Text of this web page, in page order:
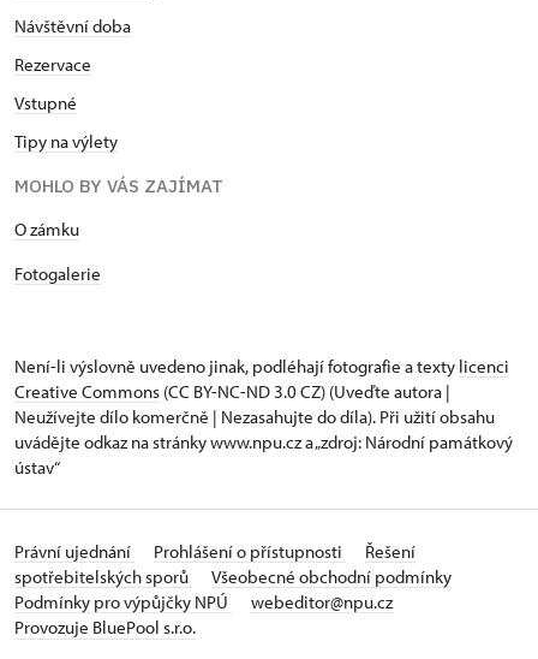
Návštěvní doba
Rezervace
Vstupné
Tipy na výlety
MOHLO BY VÁS ZAJÍMAT
​​​​​​O zámku
Fotogalerie
Není-li výslovně uvedeno jinak, podléhají fotografie a texty licenci
Creative Commons (CC BY-NC-ND 3.0 CZ) (Uveďte autora |
Neužívejte dílo komerčně | Nezasahujte do díla). Při užití obsahu
uvádějte odkaz na stránky www.npu.cz a „zdroj: Národní památkový
ústav“
Právní ujednání Prohlášení o přístupnosti
Řešení
spotřebitelských sporů
Všeobecné obchodní podmínky
Podmínky pro výpůjčky NPÚ
webeditor@npu.cz
Provozuje BluePool s.r.o.